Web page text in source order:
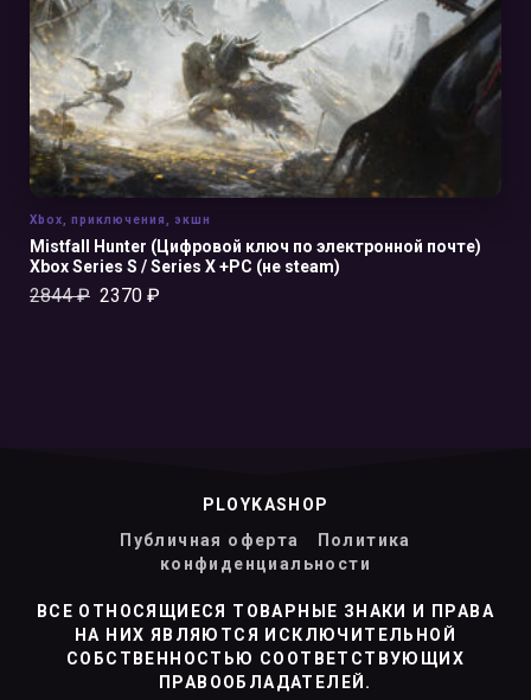
Mistfall Hunter (Цифровой ключ по электронной почте)
Xbox Series S / Series X +PC (не steam)
2844₽ 2370 ₽
Xbox приключения экшн
PLOYKASHOP
Публичная оферта
Политика
конфиденциальности
ВСЕ ОТНОСЯЩИЕСЯ ТОВАРНЫЕ ЗНАКИ И ПРАВА
НА НИХ ЯВЛЯЮТСЯ ИСКЛЮЧИТЕЛЬНОЙ
СОБСТВЕННОСТЬЮ СООТВЕТСТВУЮЩИХ
ПРАВООБЛАДАТЕЛЕЙ.